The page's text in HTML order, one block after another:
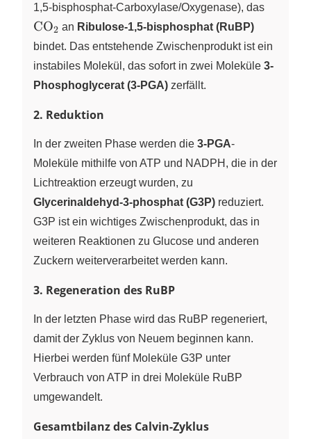
1,5-bisphosphat-Carboxylase/Oxygenase), das
COX
2 an Ribulose-1,5-bisphosphat (RuBP)
bindet. Das entstehende Zwischenprodukt ist ein
instabiles Molekül, das sofort in zwei Moleküle 3-
Phosphoglycerat (3-PGA) zerfällt.
2. Reduktion
In der zweiten Phase werden die 3-PGA-
Moleküle mithilfe von ATP und NADPH, die in der
Lichtreaktion erzeugt wurden, zu
Glycerinaldehyd-3-phosphat (G3P) reduziert.
G3P ist ein wichtiges Zwischenprodukt, das in
weiteren Reaktionen zu Glucose und anderen
Zuckern weiterverarbeitet werden kann.
3. Regeneration des RuBP
In der letzten Phase wird das RuBP regeneriert,
damit der Zyklus von Neuem beginnen kann.
Hierbei werden fünf Moleküle G3P unter
Verbrauch von ATP in drei Moleküle RuBP
umgewandelt.
Gesamtbilanz des Calvin-Zyklus